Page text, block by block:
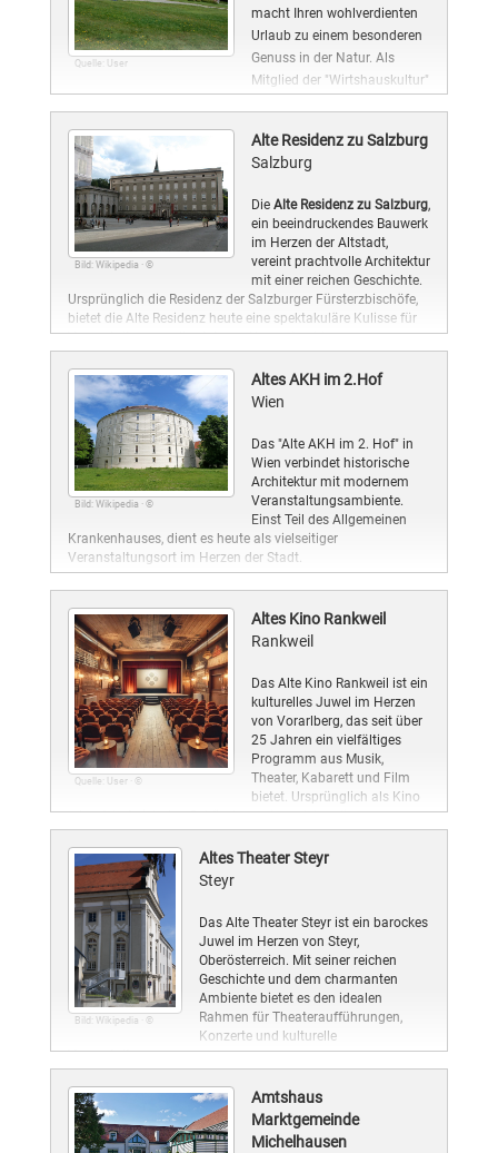
Quelle: User
macht Ihren wohlverdienten
Urlaub zu einem besonderen
Genuss in der Natur. Als
Mitglied der "Wirtshauskultur"
Bild: Wikipedia · ©
Alte Residenz zu Salzburg
Salzburg
Die Alte Residenz zu Salzburg,
ein beeindruckendes Bauwerk
im Herzen der Altstadt,
vereint prachtvolle Architektur
mit einer reichen Geschichte.
Ursprünglich die Residenz der Salzburger Fürsterzbischöfe,
bietet die Alte Residenz heute eine spektakuläre Kulisse für
Veranstaltungen aller Art, von Konzerten bis zu
internationalen Kongressen.
Bild: Wikipedia · ©
Altes AKH im 2.Hof
Wien
Das "Alte AKH im 2. Hof" in
Wien verbindet historische
Architektur mit modernem
Veranstaltungsambiente.
Einst Teil des Allgemeinen
Krankenhauses, dient es heute als vielseitiger
Veranstaltungsort im Herzen der Stadt.
Quelle: User · ©
Altes Kino Rankweil
Rankweil
Das Alte Kino Rankweil ist ein
kulturelles Juwel im Herzen
von Vorarlberg, das seit über
25 Jahren ein vielfältiges
Programm aus Musik,
Theater, Kabarett und Film
bietet. Ursprünglich als Kino
erbaut, hat sich das Gebäude zu einem lebendigen
Veranstaltungsort entwickelt, der sowohl lokale als auch
internationale Künstler anzieht.
Bild: Wikipedia · ©
Altes Theater Steyr
Steyr
Das Alte Theater Steyr ist ein barockes
Juwel im Herzen von Steyr,
Oberösterreich. Mit seiner reichen
Geschichte und dem charmanten
Ambiente bietet es den idealen
Rahmen für Theateraufführungen,
Konzerte und kulturelle
Veranstaltungen.
Amtshaus
Marktgemeinde
Michelhausen